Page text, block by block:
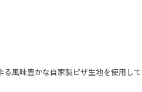
風味豊かな自家製ピザ生地を使用して